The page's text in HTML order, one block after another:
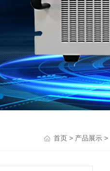
首页 > 产品展示 >